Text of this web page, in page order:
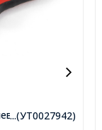
...(УТ0027942)
Красный,